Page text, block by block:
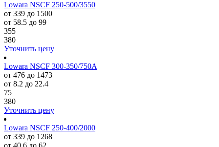
Lowara NSCF 250-500/3550
от 339 до 1500
от 58.5 до 99
355
380
Уточнить цену
Lowara NSCF 300-350/750A
от 476 до 1473
от 8.2 до 22.4
75
380
Уточнить цену
Lowara NSCF 250-400/2000
от 339 до 1268
от 40.6 до 62